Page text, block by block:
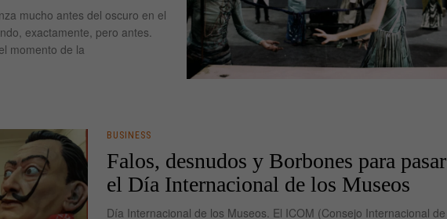
mucho antes del oscuro en el
exactamente, pero antes.
momento de la
BUSINESS
Falos, desnudos y Borbones para pasar
el Día Internacional de los Museos
Día Internacional de los Museos. El ICOM (Consejo Internacional de